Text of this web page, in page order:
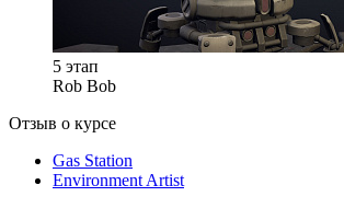
5 этап
Rob Bob
Отзыв о курсе
Gas Station
Environment Artist